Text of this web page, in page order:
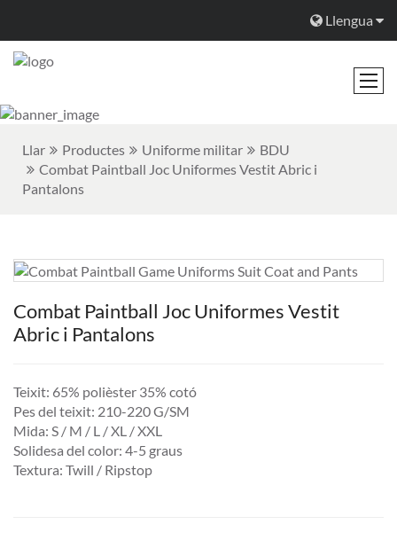
Llengua
Llar Productes Uniforme militar
BDU
Combat Paintball Joc Uniformes Vestit Abric i
Pantalons
Combat Paintball Joc Uniformes Vestit
Abric i Pantalons
Teixit: 65% polièster 35% cotó
Pes del teixit: 210-220 G/SM
Mida: S / M / L / XL / XXL
Solidesa del color: 4-5 graus
Textura: Twill / Ripstop